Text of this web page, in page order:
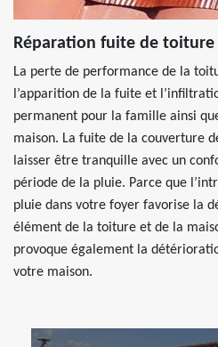
Réparation fuite de toiture
La perte de performance de la
l’apparition de la fuite et
permanent pour la famille ainsi
maison. La fuite de la couverture
laisser être tranquille avec un
période de la pluie. Parce que
pluie dans votre foyer favorise la
élément de la toiture et de la
provoque également la
votre maison.